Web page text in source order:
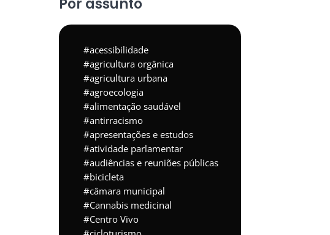
acessibilidade
agricultura orgânica
agricultura urbana
agroecologia
alimentação saudável
antirracismo
apresentações e estudos
atividade parlamentar
audiências e reuniões públicas
bicicleta
câmara municipal
Cannabis medicinal
Centro Vivo